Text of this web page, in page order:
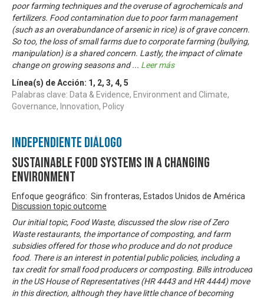
poor farming techniques and the overuse of agrochemicals and
fertilizers. Food contamination due to poor farm management
(such as an overabundance of arsenic in rice) is of grave concern.
So too, the loss of small farms due to corporate farming (bullying,
manipulation) is a shared concern. Lastly, the impact of climate
change on growing seasons and... Leer más
Línea(s) de Acción: 1 , 2, 3, 4, 5
Palabras clave: Data & Evidence, Environment and Climate,
Governance, Innovation, Policy
Independiente Diálogo
Sustainable Food Systems in a Changing
Environment
Enfoque geográfico: Sin fronteras, Estados Unidos de América
Discussion topic outcome
Our initial topic, Food Waste, discussed the slow rise of Zero
Waste restaurants, the importance of composting, and farm
subsidies offered for those who produce and do not produce
food. There is an interest in potential public policies, including a
tax credit for small food producers or composting. Bills introduced
in the US House of Representatives (HR 4443 and HR 4444) move
in this direction, although they have little chance of becoming